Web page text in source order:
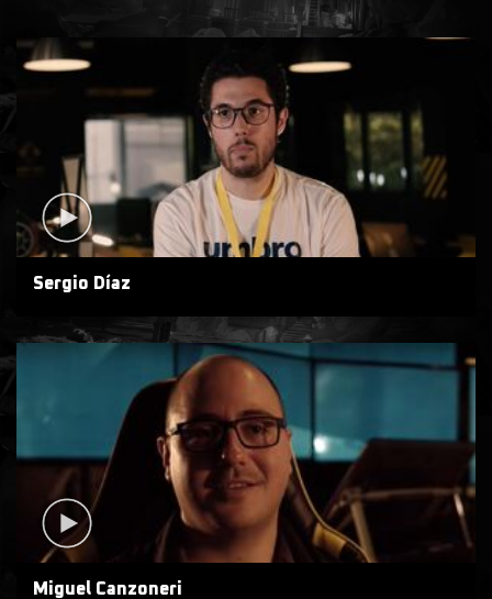
Sergio Díaz
Miguel Canzoneri